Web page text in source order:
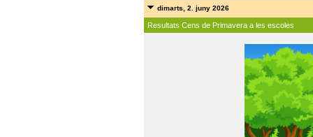
dimarts, 2. juny 2026
Resultats Cens de Primavera a les escoles